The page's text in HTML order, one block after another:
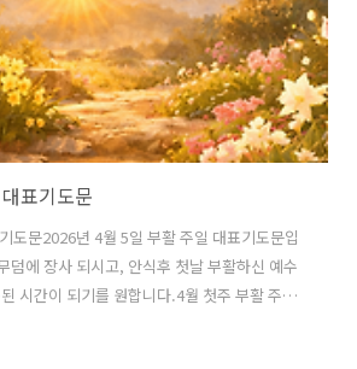
표기도문
도문2026년 4월 5일 부활 주일 대표기도문입
덤에 장사 되시고, 안식후 첫날 부활하신 예수
시간이 되기를 원합니다.4월 첫주 부활 주일
계신 하나님 아버지,사망의 권세를 깨뜨리